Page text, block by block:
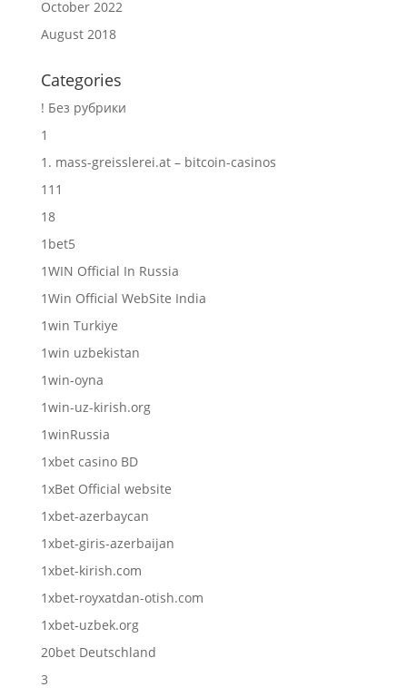
October 2022
August 2018
Categories
! Без рубрики
1
1. mass-greisslerei.at – bitcoin-casinos
111
18
1bet5
1WIN Official In Russia
1Win Official WebSite India
1win Turkiye
1win uzbekistan
1win-oyna
1win-uz-kirish.org
1winRussia
1xbet casino BD
1xBet Official website
1xbet-azerbaycan
1xbet-giris-azerbaijan
1xbet-kirish.com
1xbet-royxatdan-otish.com
1xbet-uzbek.org
20bet Deutschland
3